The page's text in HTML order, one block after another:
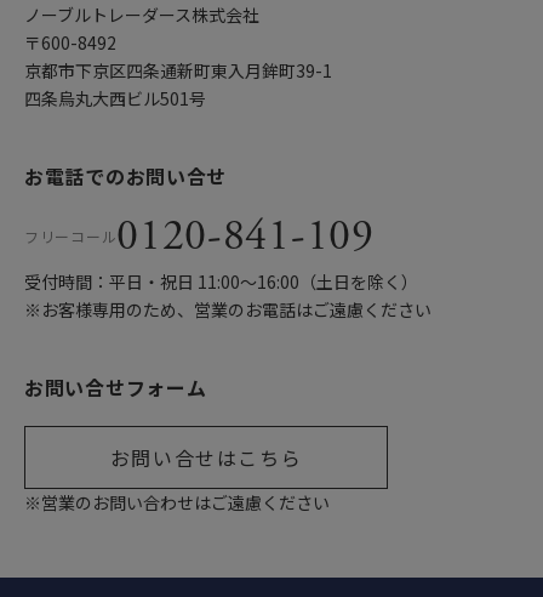
ノーブルトレーダース株式会社
〒600-8492
京都市下京区四条通新町東入月鉾町39-1
四条烏丸大西ビル501号
お電話でのお問い合せ
フリーコール0120-841-109
受付時間：平日・祝日 11:00〜16:00（土日を除く）
※お客様専用のため、営業のお電話はご遠慮ください
お問い合せフォーム
お問い合せはこちら
※営業のお問い合わせはご遠慮ください